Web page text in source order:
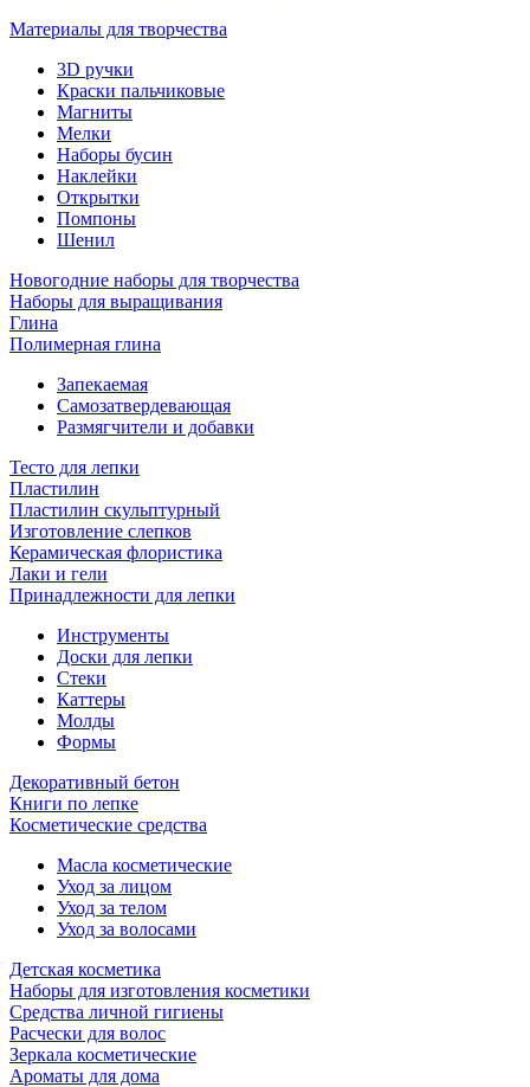
Материалы для творчества
3D ручки
Краски пальчиковые
Магниты
Мелки
Наборы бусин
Наклейки
Открытки
Помпоны
Шенил
Новогодние наборы для творчества
Наборы для выращивания
Глина
Полимерная глина
Запекаемая
Самозатвердевающая
Размягчители и добавки
Тесто для лепки
Пластилин
Пластилин скульптурный
Изготовление слепков
Керамическая флористика
Лаки и гели
Принадлежности для лепки
Инструменты
Доски для лепки
Стеки
Каттеры
Молды
Формы
Декоративный бетон
Книги по лепке
Косметические средства
Масла косметические
Уход за лицом
Уход за телом
Уход за волосами
Детская косметика
Наборы для изготовления косметики
Средства личной гигиены
Расчески для волос
Зеркала косметические
Ароматы для дома